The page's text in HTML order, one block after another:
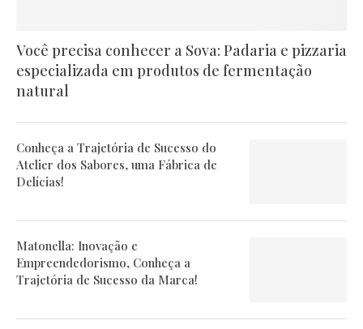
Você precisa conhecer a Sova: Padaria e pizzaria
especializada em produtos de fermentação
natural
Conheça a Trajetória de Sucesso do
Atelier dos Sabores, uma Fábrica de
Delícias!
Matonella: Inovação e
Empreendedorismo, Conheça a
Trajetória de Sucesso da Marca!